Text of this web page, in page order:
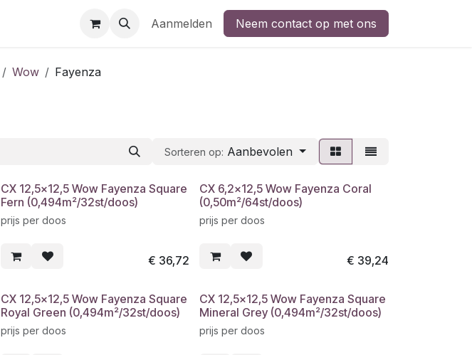
Aanmelden Neem contact op met ons
Wow Fayenza
Sorteren op: Aanbevolen
CX 12,5x12,5 Wow Fayenza Square
Fern (0,494m²/32st/doos)
prijs per doos
€ 36,72
CX 6,2x12,5 Wow Fayenza Coral
(0,50m²/64st/doos)
prijs per doos
€ 39,24
CX 12,5x12,5 Wow Fayenza Square
Royal Green (0,494m²/32st/doos)
prijs per doos
CX 12,5x12,5 Wow Fayenza Square
Mineral Grey (0,494m²/32st/doos)
prijs per doos